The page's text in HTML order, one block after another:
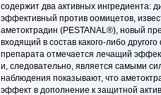
содержит два активных ингредиента:
эффективный против оомицетов,
аметоктрадин (PESTANAL®), новый
входящий в состав какого-либо
препарата отмечается лечащий
и, следовательно, является самыми
наблюдения показывают, что
эффект в дополнение к защитной